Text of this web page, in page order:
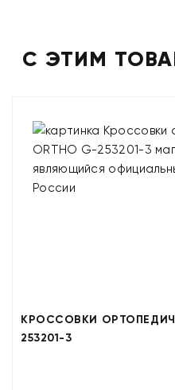
С ЭТИМ
КРОССОВКИ
253201-3